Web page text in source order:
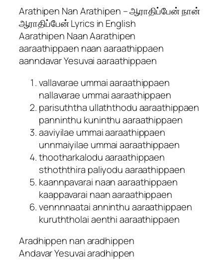
Arathipen Nan Arathipen – ஆராதிப்பேன் நான்
ஆராதிப்பேன் Lyrics in English
Aarathipen Naan Aarathipen
aaraathippaen naan aaraathippaen
aanndavar Yesuvai aaraathippaen
vallavarae ummai aaraathippaen
nallavarae ummai aaraathippaen
parisuththa ullaththodu aaraathippaen
panninthu kuninthu aaraathippaen
aaviyilae ummai aaraathippaen
unnmaiyilae ummai aaraathippaen
thootharkalodu aaraathippaen
sthoththira paliyodu aaraathippaen
kaannpavarai naan aaraathippaen
kaappavarai naan aaraathippaen
vennnnaatai anninthu aaraathippaen
kuruththolai aenthi aaraathippaen
Aradhippen nan aradhippen
Andavar Yesuvai aradhippen